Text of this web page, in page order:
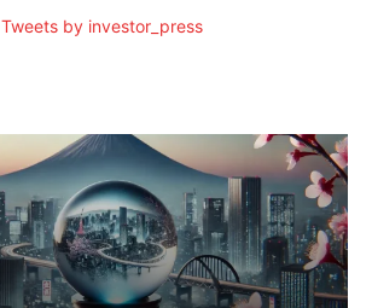
Tweets by investor_press